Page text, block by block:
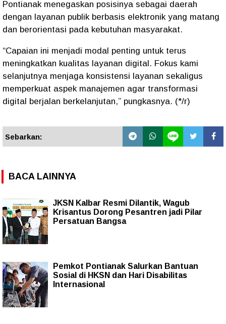
Pontianak menegaskan posisinya sebagai daerah
dengan layanan publik berbasis elektronik yang matang
dan berorientasi pada kebutuhan masyarakat.
“Capaian ini menjadi modal penting untuk terus
meningkatkan kualitas layanan digital. Fokus kami
selanjutnya menjaga konsistensi layanan sekaligus
memperkuat aspek manajemen agar transformasi
digital berjalan berkelanjutan,” pungkasnya. (*/r)
Sebarkan:
BACA LAINNYA
JKSN Kalbar Resmi Dilantik, Wagub
Krisantus Dorong Pesantren jadi Pilar
Persatuan Bangsa
Pemkot Pontianak Salurkan Bantuan
Sosial di HKSN dan Hari Disabilitas
Internasional